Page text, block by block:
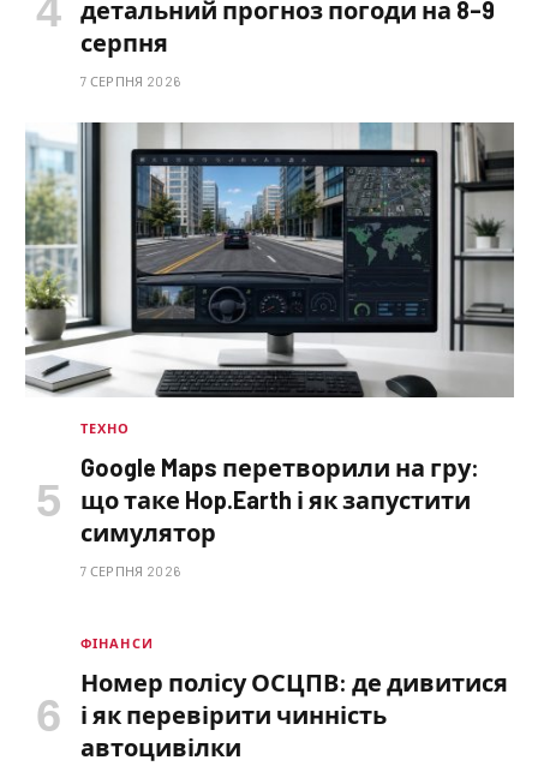
детальний прогноз погоди на 8–9
серпня
7 СЕРПНЯ 2026
ТЕХНО
Google Maps перетворили на гру:
що таке Hop.Earth і як запустити
симулятор
7 СЕРПНЯ 2026
ФІНАНСИ
Номер полісу ОСЦПВ: де дивитися
і як перевірити чинність
автоцивілки